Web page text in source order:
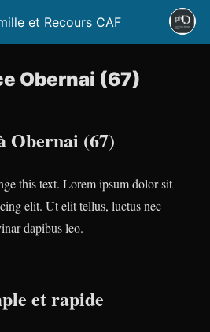
et Recours CAF
Obernai (67)
Obernai (67)
this text. Lorem ipsum dolor sit
elit. Ut elit tellus, luctus nec
dapibus leo.
et rapide